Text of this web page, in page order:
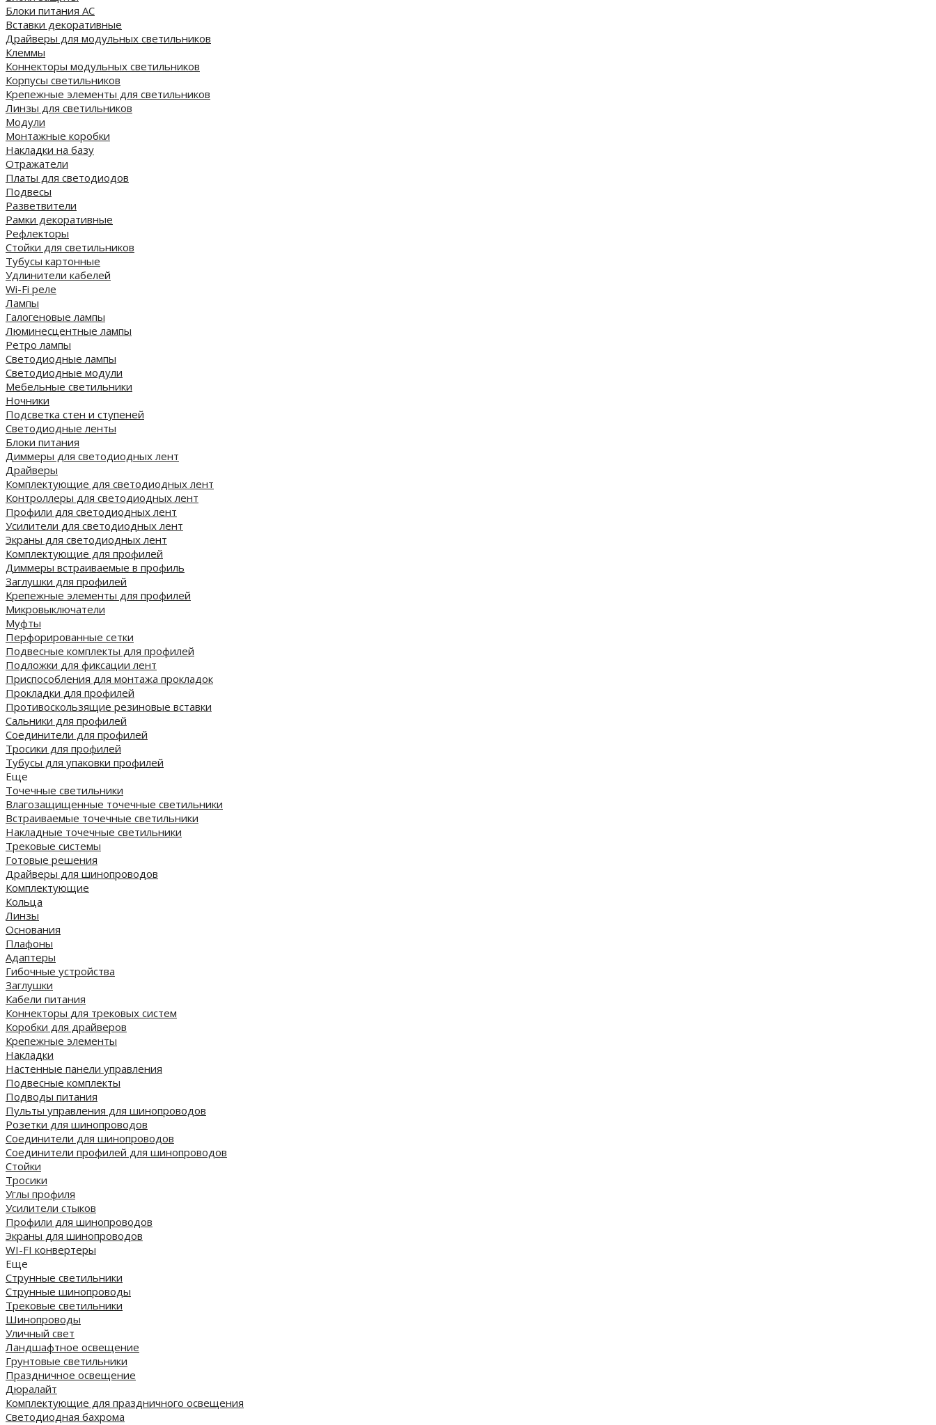
Блоки питания AC
Вставки декоративные
Драйверы для модульных светильников
Клеммы
Коннекторы модульных светильников
Корпусы светильников
Крепежные элементы для светильников
Линзы для светильников
Модули
Монтажные коробки
Накладки на базу
Отражатели
Платы для светодиодов
Подвесы
Разветвители
Рамки декоративные
Рефлекторы
Стойки для светильников
Тубусы картонные
Удлинители кабелей
Wi-Fi реле
Лампы
Галогеновые лампы
Люминесцентные лампы
Ретро лампы
Светодиодные лампы
Светодиодные модули
Мебельные светильники
Ночники
Подсветка стен и ступеней
Светодиодные ленты
Блоки питания
Диммеры для светодиодных лент
Драйверы
Комплектующие для светодиодных лент
Контроллеры для светодиодных лент
Профили для светодиодных лент
Усилители для светодиодных лент
Экраны для светодиодных лент
Комплектующие для профилей
Диммеры встраиваемые в профиль
Заглушки для профилей
Крепежные элементы для профилей
Микровыключатели
Муфты
Перфорированные сетки
Подвесные комплекты для профилей
Подложки для фиксации лент
Приспособления для монтажа прокладок
Прокладки для профилей
Противоскользящие резиновые вставки
Сальники для профилей
Соединители для профилей
Тросики для профилей
Тубусы для упаковки профилей
Еще
Точечные светильники
Влагозащищенные точечные светильники
Встраиваемые точечные светильники
Накладные точечные светильники
Трековые системы
Готовые решения
Драйверы для шинопроводов
Комплектующие
Кольца
Линзы
Основания
Плафоны
Адаптеры
Гибочные устройства
Заглушки
Кабели питания
Коннекторы для трековых систем
Коробки для драйверов
Крепежные элементы
Накладки
Настенные панели управления
Подвесные комплекты
Подводы питания
Пульты управления для шинопроводов
Розетки для шинопроводов
Соединители для шинопроводов
Соединители профилей для шинопроводов
Стойки
Тросики
Углы профиля
Усилители стыков
Профили для шинопроводов
Экраны для шинопроводов
WI-FI конвертеры
Еще
Струнные светильники
Струнные шинопроводы
Трековые светильники
Шинопроводы
Уличный свет
Ландшафтное освещение
Грунтовые светильники
Праздничное освещение
Дюралайт
Комплектующие для праздничного освещения
Светодиодная бахрома